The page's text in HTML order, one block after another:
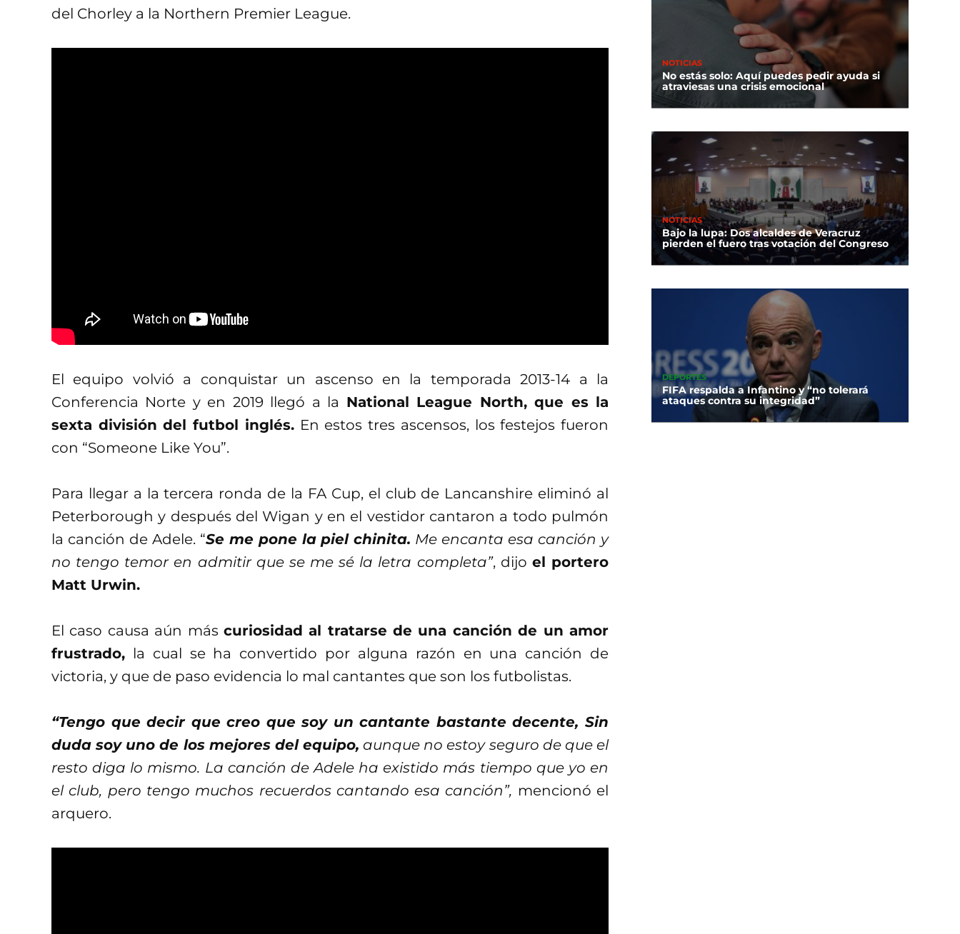
del Chorley a la Northern Premier League.
El equipo volvió a conquistar un ascenso en la temporada 2013-14 a la
Conferencia Norte y en 2019 llegó a la National League North, que es la
sexta división del futbol inglés.En estos tres ascensos, los festejos fueron
con “Someone Like You”.
Para llegar a la tercera ronda de la FA Cup, el club de Lancanshire eliminó al
Peterborough y después del Wigan y en el vestidor cantaron a todo pulmón
la canción de Adele. “Se me pone la piel chinita. Me encanta esa canción y
no tengo temor en admitir que se me sé la letra completa”, dijo el portero
Matt Urwin.
El caso causa aún más curiosidad al tratarse de una canción de un amor
frustrado, la cual se ha convertido por alguna razón en una canción de
victoria, y que de paso evidencia lo mal cantantes que son los futbolistas.
“Tengo que decir que creo que soy un cantante bastante decente, Sin
duda soy uno de los mejores del equipo, aunque no estoy seguro de que el
resto diga lo mismo. La canción de Adele ha existido más tiempo que yo en
el club, pero tengo muchos recuerdos cantando esa canción”, mencionó el
arquero.
NOTICIAS
No estás solo: Aquí puedes pedir ayuda si
atraviesas una crisis emocional
NOTICIAS
Bajo la lupa: Dos alcaldes de Veracruz
pierden el fuero tras votación del Congreso
DEPORTES
FIFA respalda a Infantino y “no tolerará
ataques contra su integridad”